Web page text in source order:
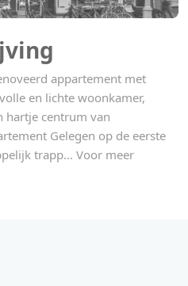
appartement met
en lichte woonkamer,
hartje centrum van
Gelegen op de eerste
trapp... Voor meer